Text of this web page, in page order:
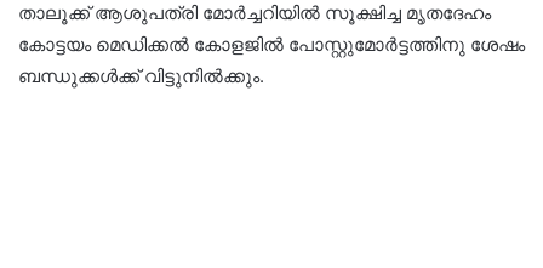
താലൂക്ക് ആശുപത്രി മോർച്ചറിയിൽ സൂക്ഷിച്ച മൃതദേഹം
കോട്ടയം മെഡിക്കൽ കോളജിൽ പോസ്റ്റുമോർട്ടത്തിനു ശേഷം
ബന്ധുക്കൾക്ക് വിട്ടുനിൽക്കും.